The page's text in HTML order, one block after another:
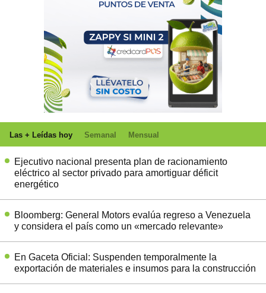
Las + Leídas hoy Semanal Mensual
Ejecutivo nacional presenta plan de racionamiento
eléctrico al sector privado para amortiguar déficit
energético
Bloomberg: General Motors evalúa regreso a Venezuela
y considera el país como un «mercado relevante»
En Gaceta Oficial: Suspenden temporalmente la
exportación de materiales e insumos para la construcción